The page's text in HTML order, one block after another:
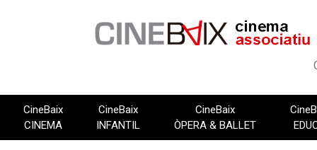
CineBaix
CINEMA
CineBaix
INFANTIL
CineBaix
ÒPERA & BALLET